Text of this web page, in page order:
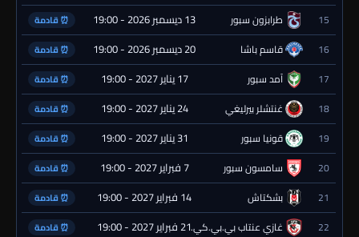
15 طرابزون سبور 13 ديسمبر 2026 - 19:00 ⏰ قادمة
16 قاسم باشا 20 ديسمبر 2026 - 19:00 ⏰ قادمة
17 آمد سبور 17 يناير 2027 - 19:00 ⏰ قادمة
18 غنتشلر بيرليغي 24 يناير 2027 - 19:00 ⏰ قادمة
19 قونيا سبور 31 يناير 2027 - 19:00 ⏰ قادمة
20 سامسون سبور 7 فبراير 2027 - 19:00 ⏰ قادمة
21 بشكتاش 14 فبراير 2027 - 19:00 ⏰ قادمة
22 غازي عنتاب بي.بي.كي.21 فبراير 2027 - 19:00 ⏰ قادمة